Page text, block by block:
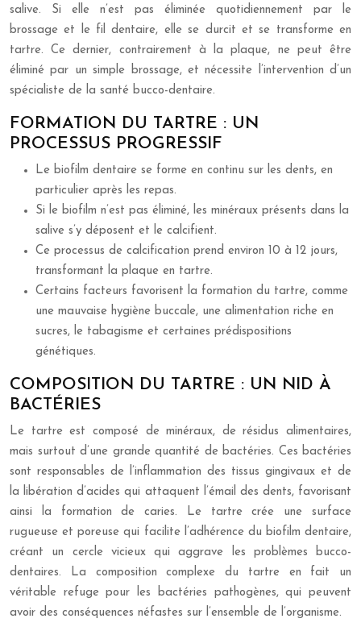
salive. Si elle n’est pas éliminée quotidiennement par le
brossage et le fil dentaire, elle se durcit et se transforme en
tartre. Ce dernier, contrairement à la plaque, ne peut être
éliminé par un simple brossage, et nécessite l’intervention d’un
spécialiste de la santé bucco-dentaire.
FORMATION DU TARTRE : UN
PROCESSUS PROGRESSIF
Le biofilm dentaire se forme en continu sur les dents, en
particulier après les repas.
Si le biofilm n’est pas éliminé, les minéraux présents dans la
salive s’y déposent et le calcifient.
Ce processus de calcification prend environ 10 à 12 jours,
transformant la plaque en tartre.
Certains facteurs favorisent la formation du tartre, comme
une mauvaise hygiène buccale, une alimentation riche en
sucres, le tabagisme et certaines prédispositions
génétiques.
COMPOSITION DU TARTRE : UN NID À
BACTÉRIES
Le tartre est composé de minéraux, de résidus alimentaires,
mais surtout d’une grande quantité de bactéries. Ces bactéries
sont responsables de l’inflammation des tissus gingivaux et de
la libération d’acides qui attaquent l’émail des dents, favorisant
ainsi la formation de caries. Le tartre crée une surface
rugueuse et poreuse qui facilite l’adhérence du biofilm dentaire,
créant un cercle vicieux qui aggrave les problèmes bucco-
dentaires. La composition complexe du tartre en fait un
véritable refuge pour les bactéries pathogènes, qui peuvent
avoir des conséquences néfastes sur l’ensemble de l’organisme.